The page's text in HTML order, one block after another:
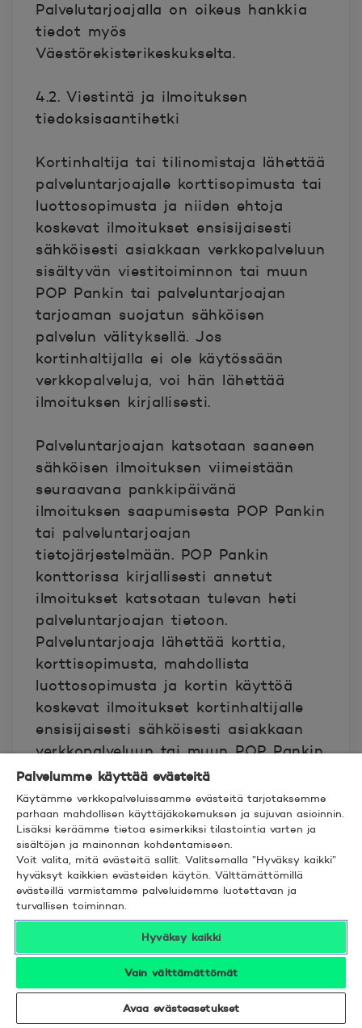
Palvelutarjoajalla on oikeus hankkia
tiedot myös
Väestörekisterikeskukselta.
4.2. Viestintä ja ilmoituksen
tiedoksisaantihetki
Kortinhaltija tai tilinomistaja lähettää
palveluntarjoajalle korttisopimusta tai
luottosopimusta ja niiden ehtoja
koskevat ilmoitukset ensisijaisesti
sähköisesti asiakkaan verkkopalveluun
sisältyvän viestitoiminnon tai muun
POP Pankin tai palveluntarjoajan
tarjoaman suojatun sähköisen
palvelun välityksellä. Jos
kortinhaltijalla ei ole käytössään
verkkopalveluja, voi hän lähettää
ilmoituksen kirjallisesti.
Palveluntarjoajan katsotaan saaneen
sähköisen ilmoituksen viimeistään
seuraavana pankkipäivänä
ilmoituksen saapumisesta POP Pankin
tai palveluntarjoajan
tietojärjestelmään. POP Pankin
konttorissa kirjallisesti annetut
ilmoitukset katsotaan tulevan heti
palveluntarjoajan tietoon.
Palveluntarjoaja lähettää korttia,
korttisopimusta, mahdollista
luottosopimusta ja kortin käyttöä
koskevat ilmoitukset kortinhaltijalle
ensisijaisesti sähköisesti asiakkaan
verkkopalveluun tai muun POP Pankin
tai palveluntarjoajan tarjoaman
suojatun sähköisen palvelun
välityksellä. Jos kortinhaltijalla ei ole
käytössään verkkopalveluja, lähettää
palveluntarjoaja ilmoitukset
kirjallisesti kortinhaltijan
ilmoittamaan osoitteeseen.
Palveluntarjoajan lähettämän
ilmoituksen katsotaan tulleen
kortinhaltijan ja tilinomistajan
tietoon viimeistään seitsemäntenä (7)
Palvelumme käyttää evästeitä
Käytämme verkkopalveluissamme evästeitä tarjotaksemme
parhaan mahdollisen käyttäjäkokemuksen ja sujuvan asioinnin.
Lisäksi keräämme tietoa esimerkiksi tilastointia varten ja
sisältöjen ja mainonnan kohdentamiseen.
Voit valita, mitä evästeitä sallit. Valitsemalla ”Hyväksy kaikki”
hyväksyt kaikkien evästeiden käytön. Välttämättömillä
evästeillä varmistamme palveluidemme luotettavan ja
turvallisen toiminnan.
Hyväksy kaikki
Vain välttämättömät
Avaa evästeasetukset